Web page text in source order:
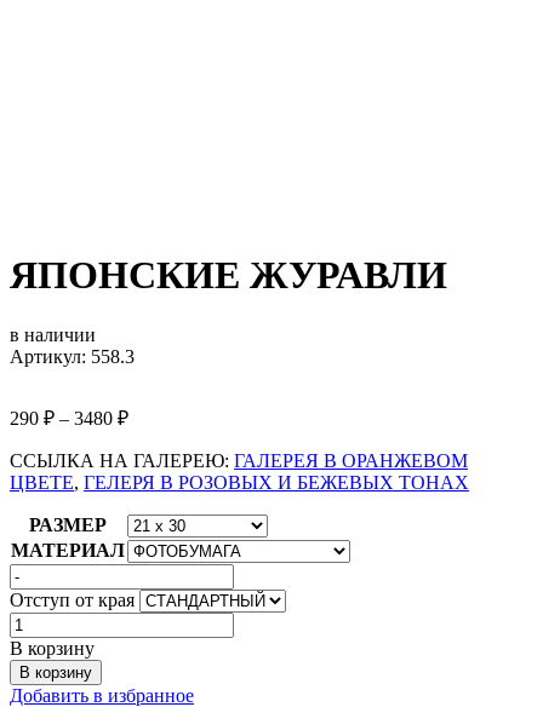
ЯПОНСКИЕ ЖУРАВЛИ
в наличии
Артикул: 558.3
290 ₽ – 3480 ₽
ССЫЛКА НА ГАЛЕРЕЮ: ГАЛЕРЕЯ В ОРАНЖЕВОМ
ЦВЕТЕ, ГЕЛЕРЯ В РОЗОВЫХ И БЕЖЕВЫХ ТОНАХ
РАЗМЕР
МАТЕРИАЛ
Отступ от края
Количество
товара
ЯПОНСКИЕ
ЖУРАВЛИ
В корзину
В корзину
Добавить в избранное